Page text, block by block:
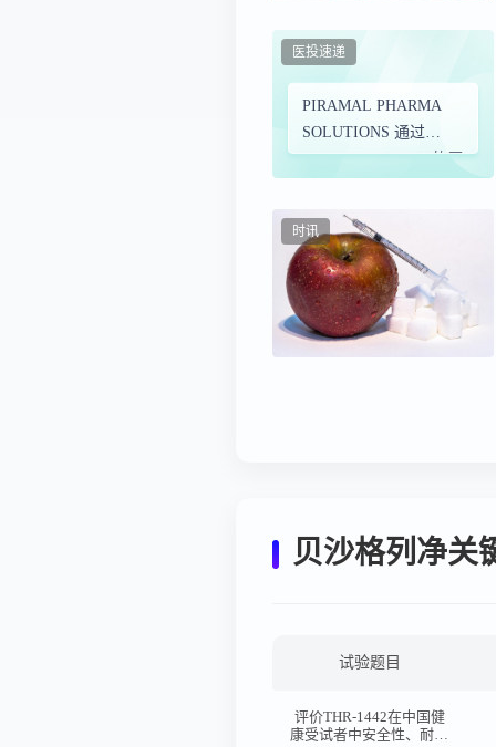
PIRAMAL PHARMA
SOLUTIONS 通过
BEXAGLIFLOZIN 的原
THERACOSBIO
医投速递
时讯
贝沙格列净关
试验题目
评价THR-1442在中国健
康受试者中安全性、耐受